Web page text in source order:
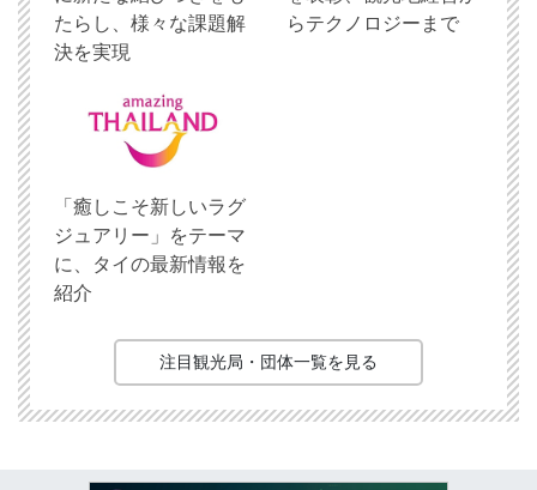
たらし、様々な課題解
決を実現
らテクノロジーまで
「癒しこそ新しいラグ
ジュアリー」をテーマ
に、タイの最新情報を
紹介
注目観光局・団体一覧を見る